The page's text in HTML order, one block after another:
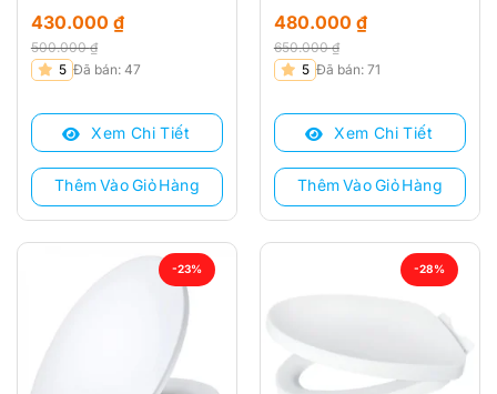
500.000₫
Giá
là:
500.000 ₫.
430.000 ₫
Giá
tại
430.000 ₫.
5 Đã bán: 47
Xem Chi Tiết
Thêm Vào Giỏ Hàng
650.000₫
Giá
là:
650.000 ₫.
480.000 ₫
Giá
tại
480.000 ₫.
5 Đã bán: 71
Xem Chi Tiết
Thêm Vào Giỏ Hàng
-23% -28%